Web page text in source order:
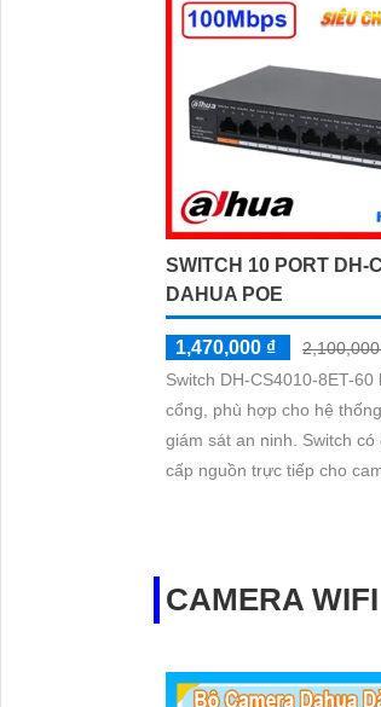
SWITCH 10 PORT DH-
DAHUA POE
1,470,000 ₫
Switch DH-CS4010-8ET-
cổng, phù hợp cho hệ
giám sát an ninh. Switch có 8 cổng PoE (10/100Mbps)
cấp nguồn trực tiếp cho
CAMERA